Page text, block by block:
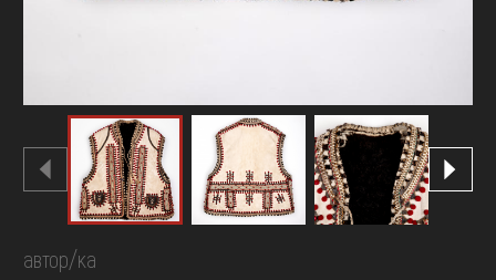
автор/ка